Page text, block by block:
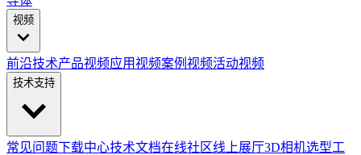
视频
前沿技术产品视频应用视频案例视频活动视频
技术支持
常见问题下载中心技术文档在线社区线上展厅3D相机选型工